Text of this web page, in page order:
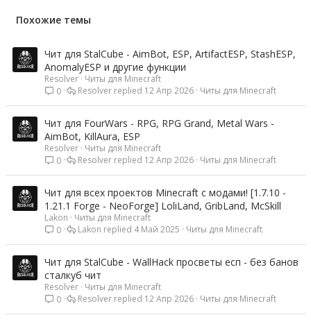
Похожие темы
Чит для StalCube - AimBot, ESP, ArtifactESP, StashESP,
AnomalyESP и другие функции
Resolver Читы для Minecraft
0
Читы для Minecraft
12 Апр 2026
Resolver
Чит для FourWars - RPG, RPG Grand, Metal Wars -
AimBot, KillAura, ESP
Resolver Читы для Minecraft
0
Читы для Minecraft
12 Апр 2026
Resolver
Чит для всех проектов Minecraft с модами! [1.7.10 -
1.21.1 Forge - NeoForge] LoliLand, GribLand, McSkill
Lakon
Читы для Minecraft
0
Читы для Minecraft
4 Май 2025
Lakon
Чит для StalCube - WallHack просветы есп - без банов
сталкуб чит
Resolver Читы для Minecraft
0
Читы для Minecraft
12 Апр 2026
Resolver